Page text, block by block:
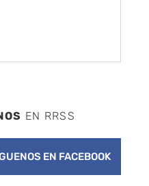
EN RRSS
EN FACEBOOK